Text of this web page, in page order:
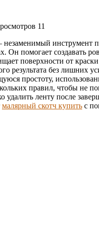
11
инструмент
Он помогает создавать
поверхности от
результата без лишних
простоту,
правил, чтобы не
удалить ленту после
малярный скотч купить с